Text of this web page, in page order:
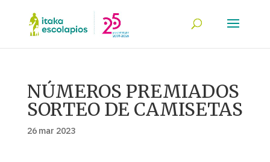
NÚMEROS PREMIADOS
SORTEO DE CAMISETAS
26 mar 2023